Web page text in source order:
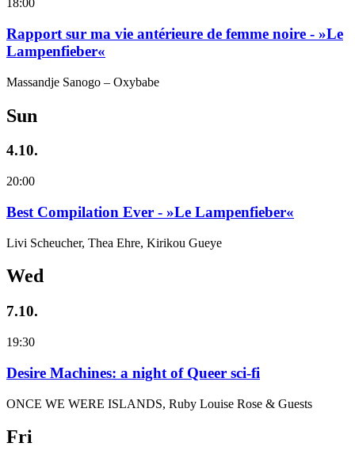
18:00
Rapport sur ma vie antérieure de femme noire - »Le
Lampenfieber«
Massandje Sanogo – Oxybabe
Sun
4.10.
20:00
Best Compilation Ever - »Le Lampenfieber«
Livi Scheucher, Thea Ehre, Kirikou Gueye
Wed
7.10.
19:30
Desire Machines: a night of Queer sci-fi
ONCE WE WERE ISLANDS, Ruby Louise Rose & Guests
Fri